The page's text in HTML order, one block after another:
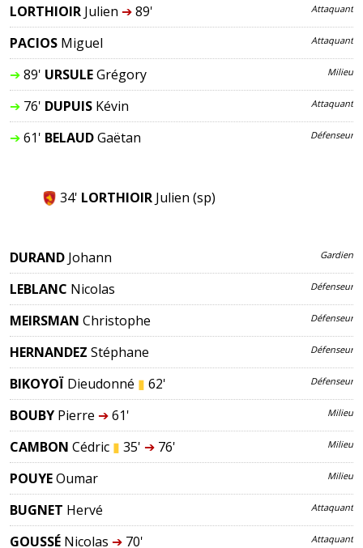
LORTHIOIR Julien ➔89' Attaquant
PACIOS Miguel Attaquant
➔89' URSULEGrégory Milieu
➔76' DUPUIS Kévin Attaquant
➔61' BELAUDGaëtan Défenseur
34' LORTHIOIR Julien (sp)
DURAND Johann Gardien
LEBLANC Nicolas Défenseur
MEIRSMAN Christophe Défenseur
HERNANDEZ Stéphane Défenseur
BIKOYOÏ Dieudonné ▮ 62' Défenseur
BOUBY Pierre ➔61' Milieu
CAMBON Cédric ▮ 35' ➔76' Milieu
POUYEOumar Milieu
BUGNET Hervé Attaquant
GOUSSÉ Nicolas ➔70' Attaquant